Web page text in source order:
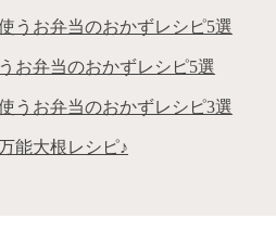
うお弁当のおかずレシピ5選
お弁当のおかずレシピ5選
うお弁当のおかずレシピ3選
能大根レシピ♪